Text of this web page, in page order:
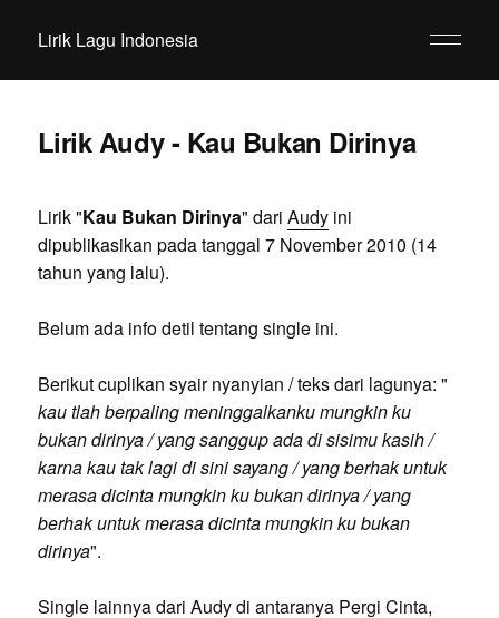
Lirik Lagu Indonesia
Lirik Audy - Kau Bukan Dirinya
Lirik "Kau Bukan Dirinya" dari Audyini
dipublikasikan pada tanggal 7 November 2010 (14
tahun yang lalu).
Belum ada info detil tentang single ini.
Berikut cuplikan syair nyanyian / teks dari lagunya: "
kau tlah berpaling meninggalkanku mungkin ku
bukan dirinya / yang sanggup ada di sisimu kasih /
karna kau tak lagi di sini sayang / yang berhak untuk
merasa dicinta mungkin ku bukan dirinya / yang
berhak untuk merasa dicinta mungkin ku bukan
dirinya".
Single lainnya dari Audy di antaranya Pergi Cinta,